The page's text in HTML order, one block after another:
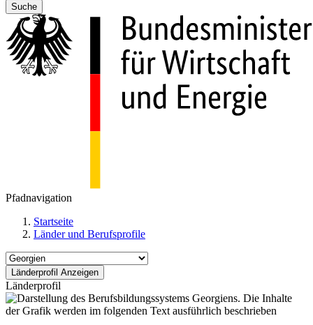
Suche
Pfadnavigation
Startseite
Länder und Berufsprofile
Länderprofil